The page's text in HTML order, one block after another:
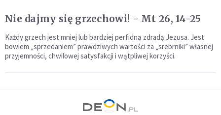
Nie dajmy się grzechowi! - Mt 26, 14-25
Każdy grzech jest mniej lub bardziej perfidną zdradą Jezusa. Jest
bowiem „sprzedaniem” prawdziwych wartości za „srebrniki” własnej
przyjemności, chwilowej satysfakcji i wątpliwej korzyści.